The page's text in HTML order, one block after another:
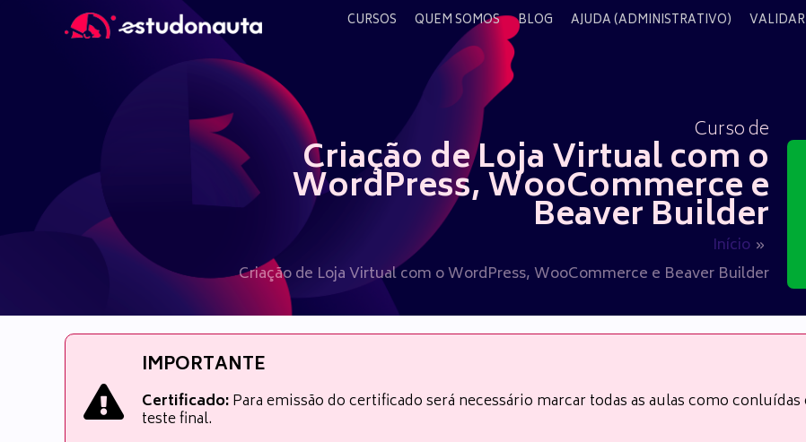
CURSOS QUEM SOMOS BLOG AJUDA (ADMINISTRATIVO)
Curso de
Criação de Loja Virtual com o
WordPress, WooCommerce e
Beaver Builder
Início
Criação de Loja Virtual com o WordPress, WooCommerce e Beaver Builder
IMPORTANTE
Certificado:Para emissão do certificado será necessário marcar todas as aulas como
teste final.